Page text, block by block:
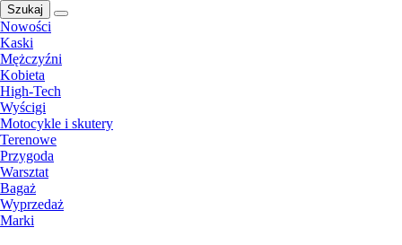
Szukaj
Nowości
Kaski
Mężczyźni
Kobieta
High-Tech
Wyścigi
Motocykle i skutery
Terenowe
Przygoda
Warsztat
Bagaż
Wyprzedaż
Marki